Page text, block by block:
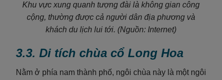
Khu vực xung quanh tượng đài là không gian công
cộng, thường được cả người dân địa phương và
khách du lịch lui tới. (Nguồn: Internet)
3.3. Di tích chùa cổ Long Hoa
Nằm ở phía nam thành phố, ngôi chùa này là một ngôi